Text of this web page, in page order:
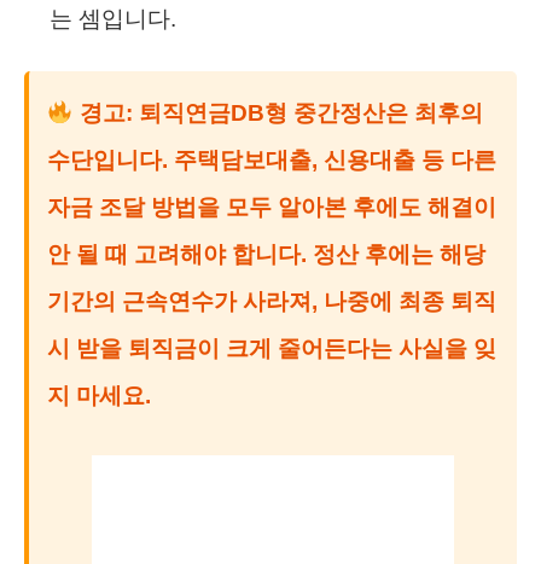
는 셈입니다.
경고: 퇴직연금DB형 중간정산은 최후의
수단입니다. 주택담보대출, 신용대출 등 다른
자금 조달 방법을 모두 알아본 후에도 해결이
안 될 때 고려해야 합니다. 정산 후에는 해당
기간의 근속연수가 사라져, 나중에 최종 퇴직
시 받을 퇴직금이 크게 줄어든다는 사실을 잊
지 마세요.